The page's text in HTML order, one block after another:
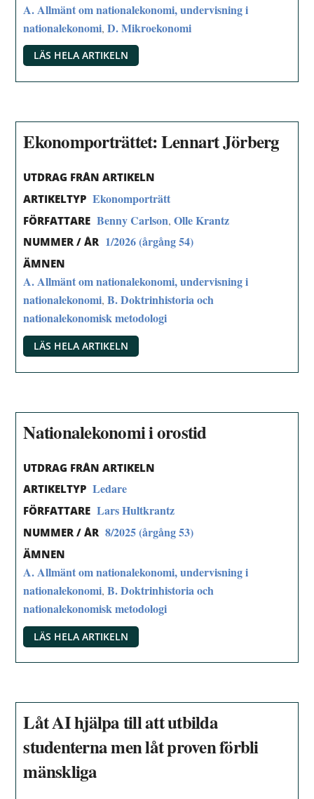
A. Allmänt om nationalekonomi, undervisning i
nationalekonomi,D. Mikroekonomi
LÄS HELA ARTIKELN
Ekonomporträttet: Lennart Jörberg
UTDRAG FRÅN ARTIKELN
ARTIKELTYP Ekonomporträtt
FÖRFATTARE Benny Carlson,Olle Krantz
NUMMER / ÅR 1/2026 (årgång 54)
ÄMNEN
A. Allmänt om nationalekonomi, undervisning i
nationalekonomi,B. Doktrinhistoria och
nationalekonomisk metodologi
LÄS HELA ARTIKELN
Nationalekonomi i orostid
UTDRAG FRÅN ARTIKELN
ARTIKELTYP Ledare
FÖRFATTARE Lars Hultkrantz
NUMMER / ÅR 8/2025 (årgång 53)
ÄMNEN
A. Allmänt om nationalekonomi, undervisning i
nationalekonomi,B. Doktrinhistoria och
nationalekonomisk metodologi
LÄS HELA ARTIKELN
Låt AI hjälpa till att utbilda
studenterna men låt proven förbli
mänskliga